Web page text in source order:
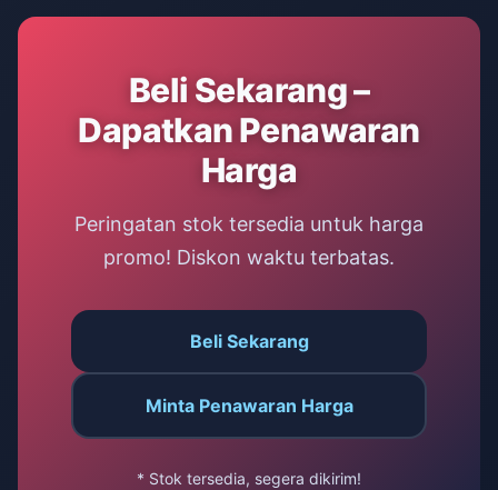
Beli Sekarang –
Dapatkan Penawaran
Harga
Peringatan stok tersedia untuk harga
promo! Diskon waktu terbatas.
Beli Sekarang
Minta Penawaran Harga
* Stok tersedia, segera dikirim!